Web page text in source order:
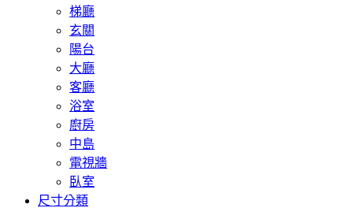
梯廳
玄關
陽台
大廳
客廳
浴室
廚房
中島
電視牆
臥室
尺寸分類